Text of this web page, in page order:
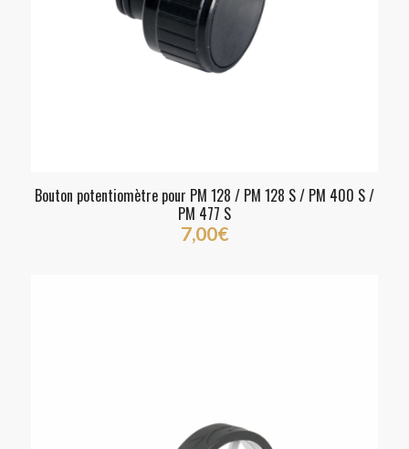
Bouton potentiomètre pour PM 128 / PM 128 S / PM 400 S /
PM 477 S
7,00€